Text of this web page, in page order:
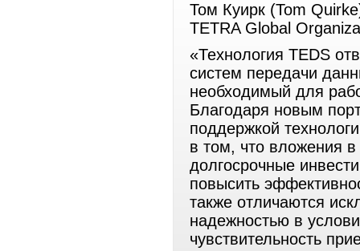
Том Куирк (Tom
TETRA Global
«Технология TEDS
систем передачи
необходимый для
Благодаря новым
поддержкой
в том, что вложения
долгосрочные
повысить
также отличаются
надежностью в
чувствительность